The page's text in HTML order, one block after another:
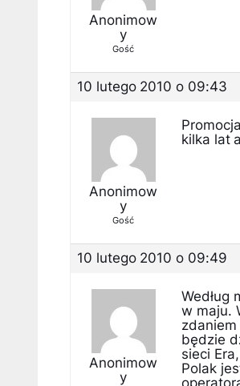
Anonimow
y
Gość
10 lutego 2010 o 09:43
Anonimow
y
Gość
kilka lat
10 lutego 2010 o 09:49
Anonimow
y
Według
w maju.
będzie
sieci
Polak